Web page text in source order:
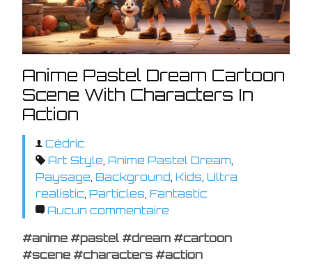
Anime Pastel Dream Cartoon
Scene With Characters In
Action
Cédric
Art Style Anime Pastel Dream
Paysage Background Kids Ultra
realistic Particles Fantastic
Aucun commentaire
#anime #pastel #dream #cartoon
#scene #characters #action